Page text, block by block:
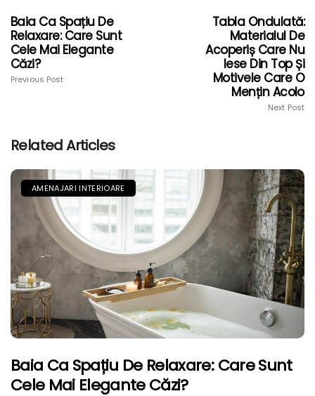
Baia Ca Spațiu De
Relaxare: Care Sunt
Cele Mai Elegante
Căzi?
Previous Post
Tabla Ondulată:
Materialul De
Acoperiș Care Nu
Iese Din Top Și
Motivele Care O
Mențin Acolo
Next Post
Related Articles
AMENAJARI INTERIOARE
Baia Ca Spațiu De Relaxare: Care Sunt
Cele Mai Elegante Căzi?